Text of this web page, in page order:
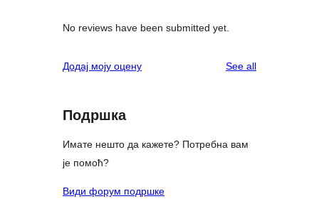
No reviews have been submitted yet.
Додај моју оцену See allreviews
Подршка
Имате нешто да кажете? Потребна вам
је помоћ?
Види форум подршке